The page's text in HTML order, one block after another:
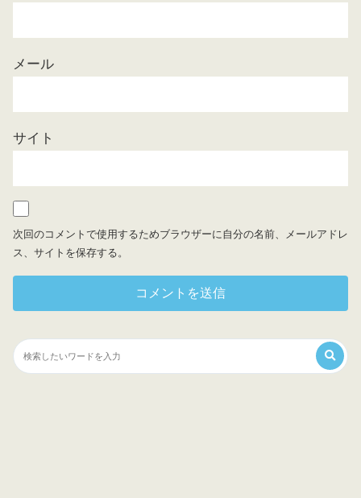
メール
サイト
次回のコメントで使用するためブラウザーに自分の名前、メールアドレ
ス、サイトを保存する。